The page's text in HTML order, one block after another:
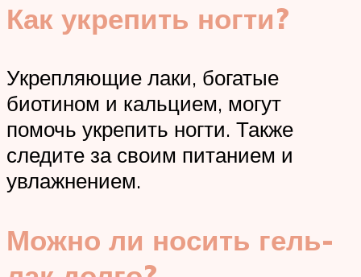
Как укрепить ногти?
Укрепляющие лаки, богатые
биотином и кальцием, могут
помочь укрепить ногти. Также
следите за своим питанием и
увлажнением.
Можно ли носить гель-